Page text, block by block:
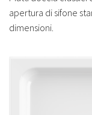
apertura di sifone
dimensioni.